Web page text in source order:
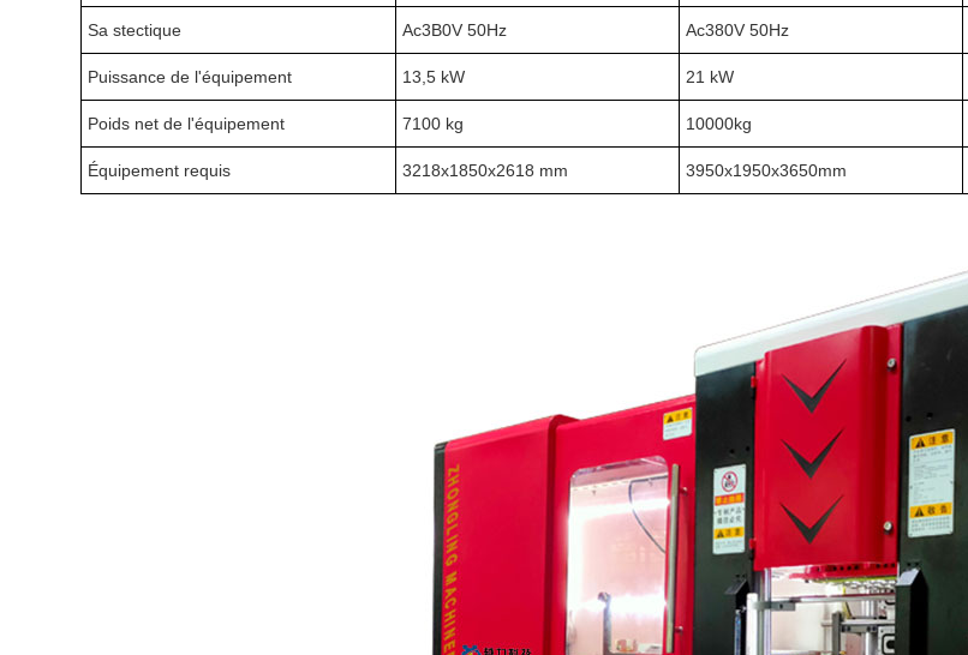
Sa stectique Ac3B0V 50Hz Ac380V 50Hz
Puissance de l'équipement 13,5 kW 21 kW
Poids net de l'équipement 7100 kg 10000kg
Équipement requis 3218x1850x2618 mm 3950x1950x3650mm